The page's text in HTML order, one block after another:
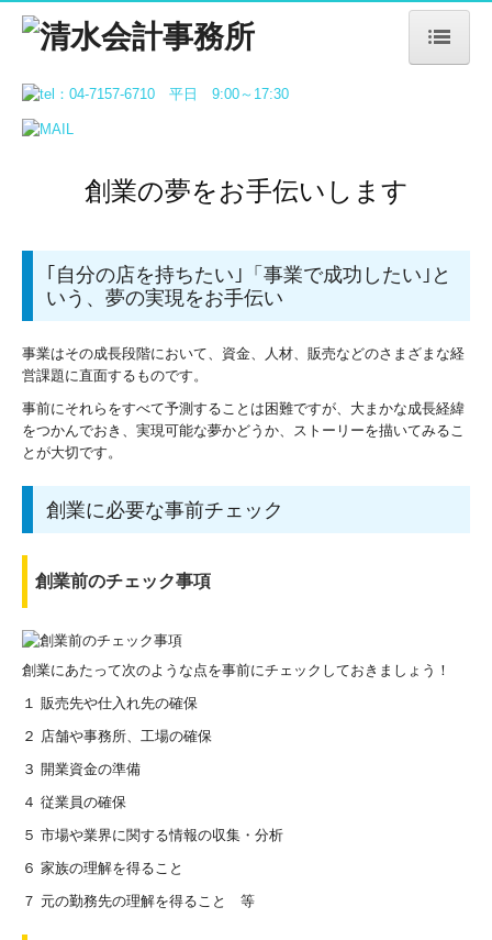
ＨＯＭＥ
選ばれる理由
事務所紹介
事務所通信
求人情報
創業の夢をお手伝いします
｢自分の店を持ちたい｣「事業で成功したい｣と
いう、夢の実現をお手伝い
事業はその成長段階において、資金、人材、販売などのさまざまな経
営課題に直面するものです。
事前にそれらをすべて予測することは困難ですが、大まかな成長経緯
をつかんでおき、実現可能な夢かどうか、ストーリーを描いてみるこ
とが大切です。
創業に必要な事前チェック
創業前のチェック事項
創業にあたって次のような点を事前にチェックしておきましょう！
１ 販売先や仕入れ先の確保
２ 店舗や事務所、工場の確保
３ 開業資金の準備
４ 従業員の確保
５ 市場や業界に関する情報の収集・分析
６ 家族の理解を得ること
７ 元の勤務先の理解を得ること 等